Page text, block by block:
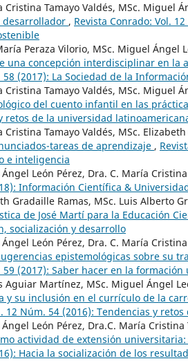
Cristina Tamayo Valdés, MSc. Miguel
desarrollador , Revista Conrado: Vol.
Peraza Vilorio, MSc. Miguel Ángel
una concepción interdisciplinar en la
58 (2017): La Sociedad de la
Cristina Tamayo Valdés, MSc. Miguel
del cuento infantil en las
retos de la universidad
Cristina Tamayo Valdés, MSc.
tareas de aprendizaje ,
e inteligencia
León Pérez, Dra. C. María
Información Científica &
Gradaille Ramas, MSc. Luis Alberto
de José Martí para la Educación
socialización y desarrollo
León Pérez, Dra. C. María
epistemológicas sobre su
59 (2017): Saber hacer en la
Aguiar Martínez, MSc. Miguel Ángel
y su inclusión en el currículo de la
12 Núm. 54 (2016): Tendencias y
León Pérez, Dra.C. María
actividad de extensión
Hacia la socialización de los